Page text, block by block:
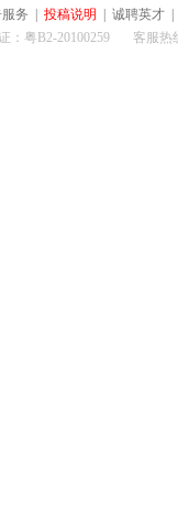
务 投稿说明 诚聘英才
：粤B2-20100259 客服